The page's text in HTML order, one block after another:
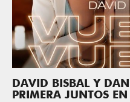
DAVID BISBAL Y
PRIMERA JUNTOS EN